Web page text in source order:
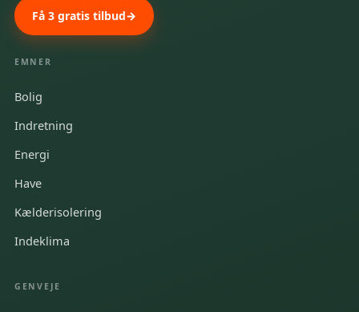
Få 3 gratis tilbud
EMNER
Bolig
Indretning
Energi
Have
Kælderisolering
Indeklima
GENVEJE